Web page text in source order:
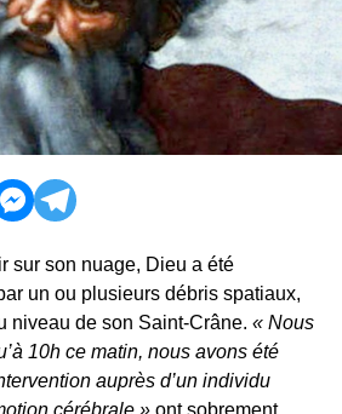
sur son nuage, Dieu a été
un ou plusieurs débris spatiaux,
niveau de son Saint-Crâne. « Nous
10h ce matin, nous avons été
auprès d’un individu
cérébrale »ont sobrement